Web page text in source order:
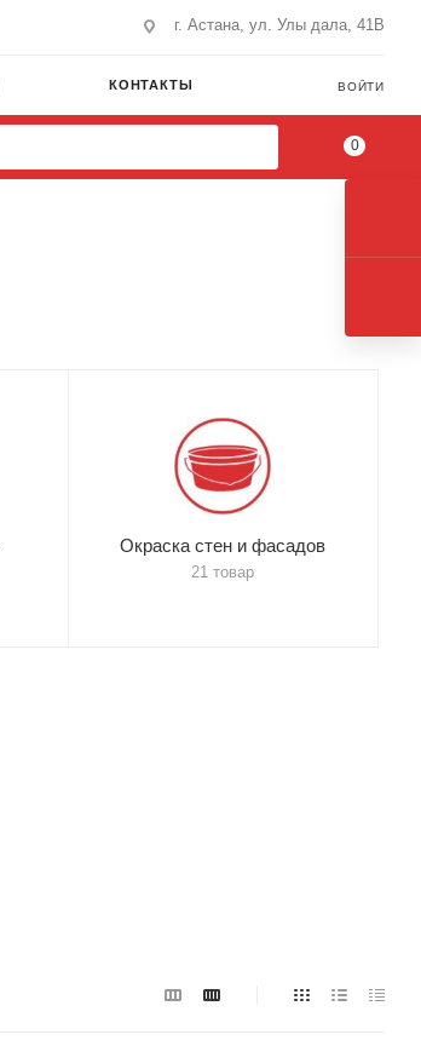
г. Астана, ул. Улы дала, 41В
КОНТАКТЫ ВОЙТИ
0
Окраска стен и фасадов
21 товар